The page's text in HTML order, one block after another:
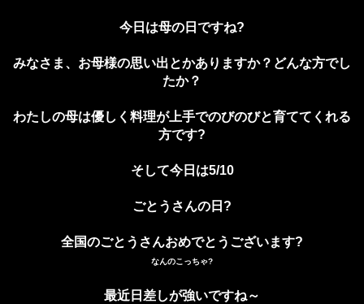
今日は母の日ですね?
みなさま、お母様の思い出とかありますか？どんな方でし
たか？
わたしの母は優しく料理が上手でのびのびと育ててくれる
方です?
そして今日は5/10
ごとうさんの日?
全国のごとうさんおめでとうございます?
なんのこっちゃ?
最近日差しが強いですね～